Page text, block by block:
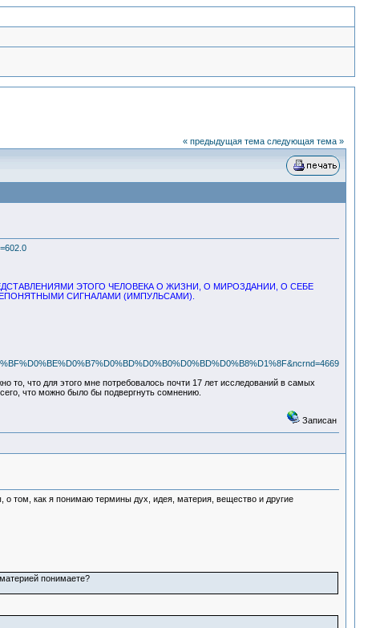
« предыдущая тема следующая тема »
ЭТОГО ЧЕЛОВЕКА О ЖИЗНИ, О МИРОЗДАНИИ, О СЕБЕ
СИГНАЛАМИ (ИМПУЛЬСАМИ).
то, что для этого мне потребовалось почти 17 лет исследований в самых
что можно было бы подвергнуть сомнению.
Записан
о том, как я понимаю термины дух, идея, материя, вещество и другие
понимаете?